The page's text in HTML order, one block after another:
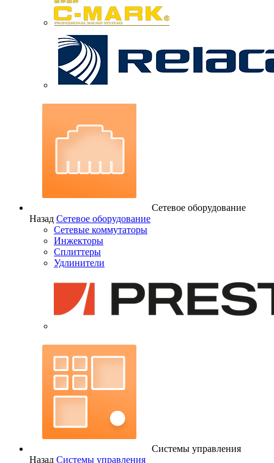
Сетевое оборудование
Назад Сетевое оборудование
Сетевые коммутаторы
Инжекторы
Сплиттеры
Удлинители
Системы управления
Назад Системы управления